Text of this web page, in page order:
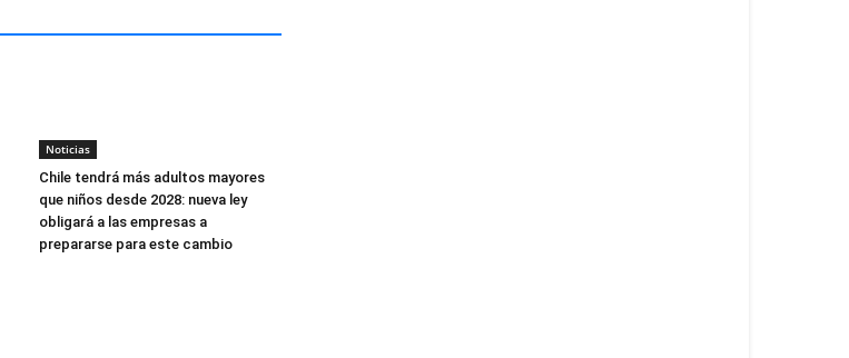
Noticias
Chile tendrá más adultos mayores
que niños desde 2028: nueva ley
obligará a las empresas a
prepararse para este cambio